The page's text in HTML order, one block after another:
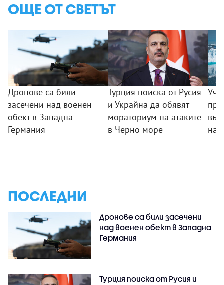
ОЩЕ ОТ СВЕТЪТ
Дронове са били
засечени над военен
обект в Западна
Германия
Турция поиска от Русия
и Украйна да обявят
мораториум на атаките
в Черно море
на
ПОСЛЕДНИ
Дронове са били засечени
над военен обект в Западна
Германия
Турция поиска от Русия и